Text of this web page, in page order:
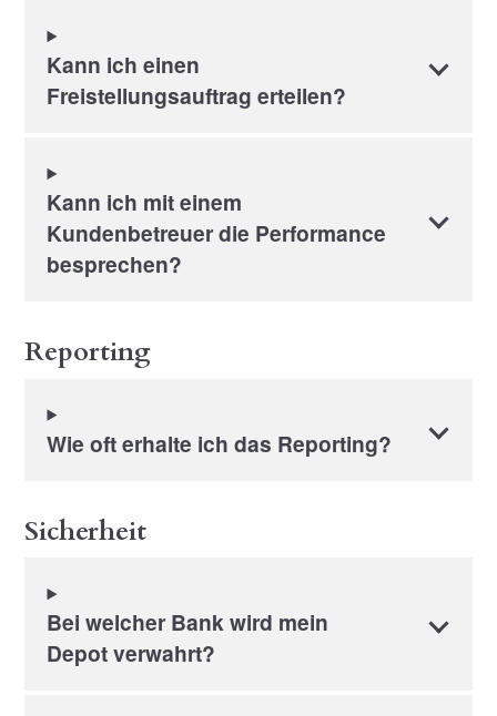
Kann ich einen
Freistellungsauftrag erteilen?
Kann ich mit einem
Kundenbetreuer die Performance
besprechen?
Reporting
Wie oft erhalte ich das Reporting?
Sicherheit
Bei welcher Bank wird mein
Depot verwahrt?